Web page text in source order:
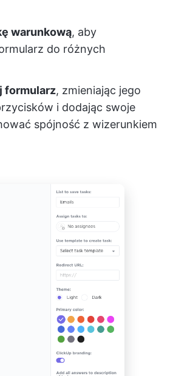
warunkową, aby
do różnych
formularz, zmieniając jego
i dodając swoje
spójność z wizerunkiem